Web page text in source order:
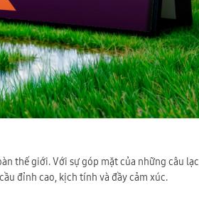
thế giới. Với sự góp mặt của những câu lạc
đỉnh cao, kịch tính và đầy cảm xúc.
×
2026